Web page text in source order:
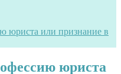
юриста или признание в
юриста